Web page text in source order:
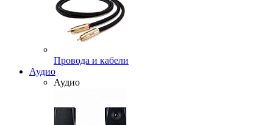
Провода и кабели
Аудио
Аудио